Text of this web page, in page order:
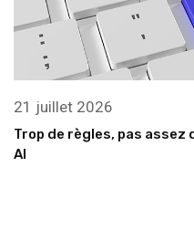
21 juillet 2026
Trop de règles, pas assez
AI